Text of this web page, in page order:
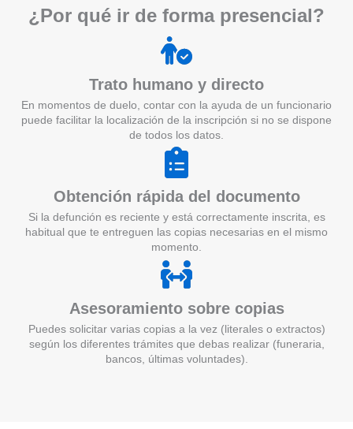
¿Por qué ir de formapresencial?
Trato humano y directo
En momentos de duelo, contar con la ayuda de un funcionario
puede facilitar la localización de la inscripción si no se dispone
de todos los datos.
Obtención rápida del documento
Si la defunción es reciente y está correctamente inscrita, es
habitual que te entreguen las copias necesarias en el mismo
momento.
Asesoramiento sobre copias
Puedes solicitar varias copias a la vez (literales o extractos)
según los diferentes trámites que debas realizar (funeraria,
bancos, últimas voluntades).